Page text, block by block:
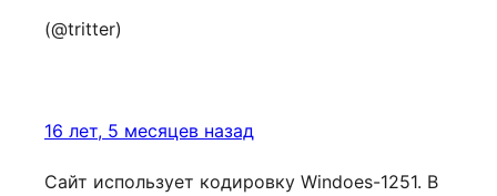
(@tritter)
16 лет, 5 месяцев назад
Сайт использует кодировку Windoes-1251. В